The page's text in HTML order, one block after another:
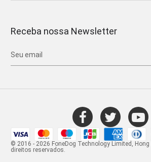
Receba nossa Newsletter
© 2016 - 2026 FoneDog Technology Limited,
direitos reservados.